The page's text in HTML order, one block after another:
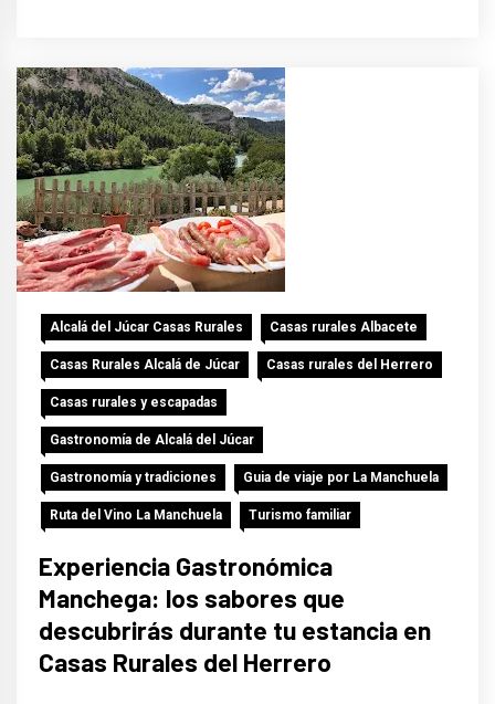
Alcalá del Júcar Casas Rurales Casas rurales Albacete
Casas Rurales Alcalá de Júcar Casas rurales del Herrero
Casas rurales y escapadas
Gastronomía de Alcalá del Júcar
Gastronomía y tradiciones Guia de viaje por La Manchuela
Ruta del Vino La Manchuela Turismo familiar
Experiencia Gastronómica
Manchega: los sabores que
descubrirás durante tu estancia en
Casas Rurales del Herrero